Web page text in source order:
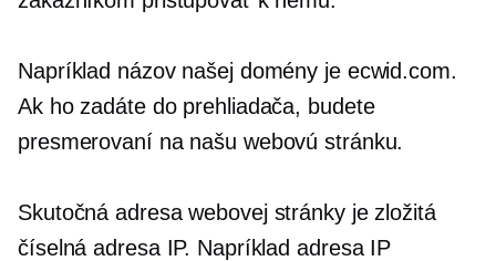
Napríklad názov našej domény je ecwid.com.
Ak ho zadáte do prehliadača, budete
presmerovaní na našu webovú stránku.
Skutočná adresa webovej stránky je zložitá
číselná adresa IP. Napríklad adresa IP